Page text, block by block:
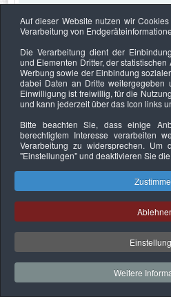
Keine Termine
Datenschutzerklärung
Copyright © 2026.
Sachverständiger und
Auf dieser Website nutzen wir
Verarbeitung von
Die Verarbeitung dient der
und Elementen Dritter, der
Werbung sowie der Einbindung
dabei Daten an Dritte weitergegeben
Einwilligung ist freiwillig, für die
und kann jederzeit über das Icon links
Bitte beachten Sie, dass einige
berechtigtem Interesse verarbeiten
Verarbeitung zu widersprechen.
"Einstellungen"und deaktivieren Sie
Weitere